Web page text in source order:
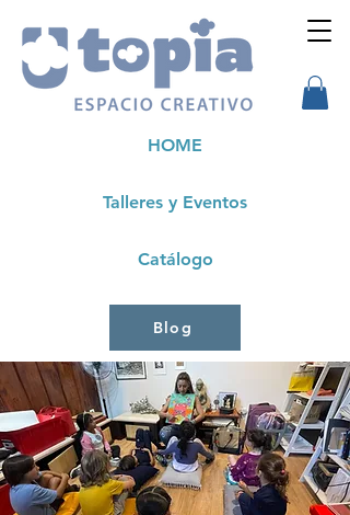
Talleres y Eventos
HOME
Catálogo
Blog